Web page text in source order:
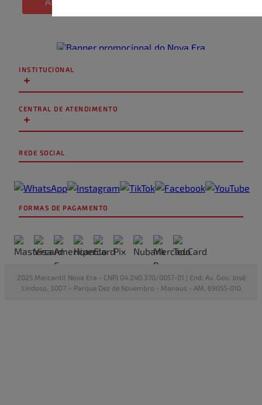
INSTITUCIONAL
+
CENTRAL DE ATENDIMENTO
+
REDE SOCIAL
FORMAS DE PAGAMENTO
2025 Mercantil Nova Era - CNPJ 04.240.370/0057-01 | End: Av. Gov. José
Lindoso, 3007 – Parque Dez de Novembro - Manaus - AM, 69055-010